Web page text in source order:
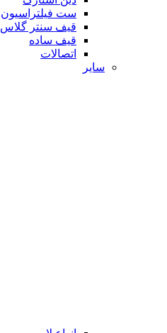
ست فیلتراسیون
قیف سنتر گلاس
قیف ساده
اتصالات
سایر